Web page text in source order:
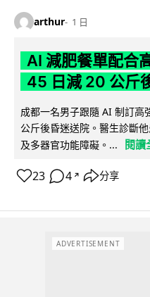
arthur 1 日
AI 減肥餐單配合
45 日減 20 公斤
成都一名男子跟隨 AI 制訂高
公斤後昏迷送院。醫生診斷
及多器官功能障礙。...
閱讀
23 4 ↗ 分享
ADVERTISEMENT